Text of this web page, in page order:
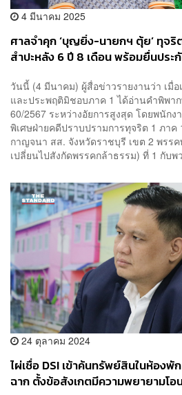
4 มีนาคม 2025
ศาลจำคุก ‘บุญยิ่ง-นายกฯ ตุ้ย’ ทุจ
สำปะหลัง 6 ปี 8 เดือน พร้อมยื่นปร
วันนี้ (4 มีนาคม) ผู้สื่อข่าวรายงานว่า เมื่
และประพฤติมิชอบภาค 1 ได้อ่านคำพิพา
60/2567 ระหว่างอัยการสูงสุด โดยพนัก
พิเศษฝ่ายคดีปราบปรามการทุจริต 1 ภา
กาญจนา สส. จังหวัดราชบุรี เขต 2 พรร
เปลี่ยนไปสังกัดพรรคกล้าธรรม) ที่ 1 กับพ
24 ตุลาคม 2024
ไผ่เชื่อ DSI เข้าค้นทรัพย์สินในห้องพั
ฉาก ตั้งข้อสังเกตมีความพยายามโ